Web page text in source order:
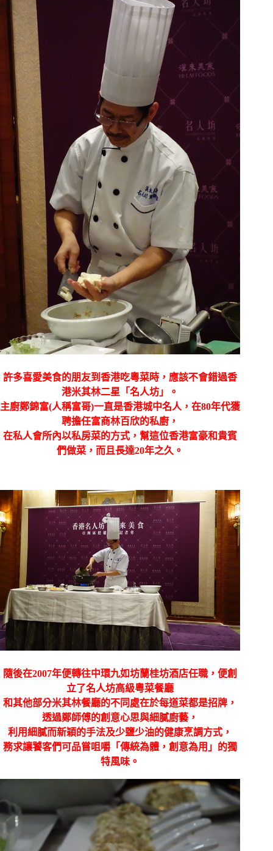
許多喜愛美食的朋友到香港吃粵菜時，應該不會錯過香
港米其林二星「名人坊」。
主廚鄭錦富(人稱富哥)一直是香港城中名人，在80年代獲
聘擔任富商林百欣的私廚，
在私人會所內以私房菜的方式，幫這位香港富豪和貴賓
們做菜，而且長達20年之久。
隨後在2007年便轉往中環九如坊蘭桂坊酒店任職，便創
立了名人坊高級粵菜餐廳
和其他部分米其林餐廳的不同處在於每道菜都是招牌，
透過鄭師傅的創意心思與細膩廚藝，
利用細膩而新穎的手法及少鹽少油的健康烹調方式，
務求讓饕客們可品嘗咀嚼「傳統為體，創意為用」的獨
特風味。